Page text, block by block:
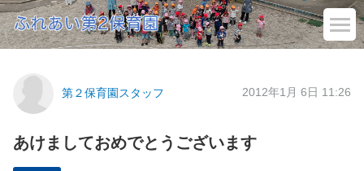
第２保育園スタッフ 2012年1月 6日 11:26
あけましておめでとうございます